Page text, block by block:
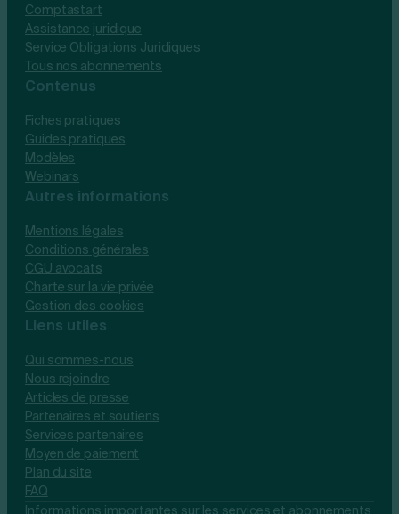
Comptastart
Assistance juridique
Service Obligations Juridiques
Tous nos abonnements
Contenus
Fiches pratiques
Guides pratiques
Modèles
Webinars
Autres informations
Mentions légales
Conditions générales
CGU avocats
Charte sur la vie privée
Gestion des cookies
Liens utiles
Qui sommes-nous
Nous rejoindre
Articles de presse
Partenaires et soutiens
Services partenaires
Moyen de paiement
Plan du site
FAQ
Informations importantes sur les services et abonnements